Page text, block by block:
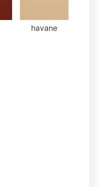
havane